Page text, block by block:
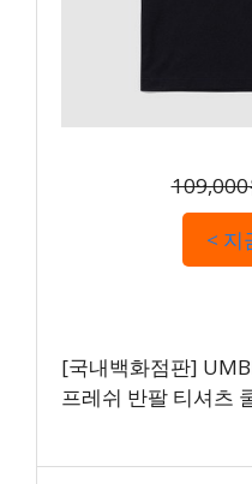
109,000
< 지
[국내백화점판]
프레쉬 반팔 티셔츠